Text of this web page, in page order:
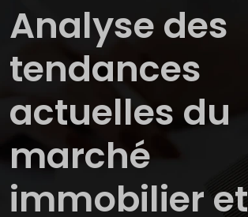
Analyse des
tendances
actuelles du
marché
immobilier et